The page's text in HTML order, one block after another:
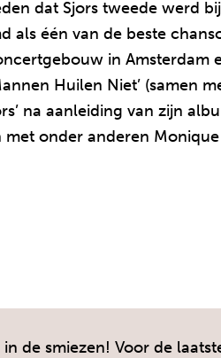
dat Sjors tweede werd
als één van de beste
in Amsterdam
Huilen Niet’ (samen
na aanleiding van zijn
onder anderen
de smiezen! Voor de